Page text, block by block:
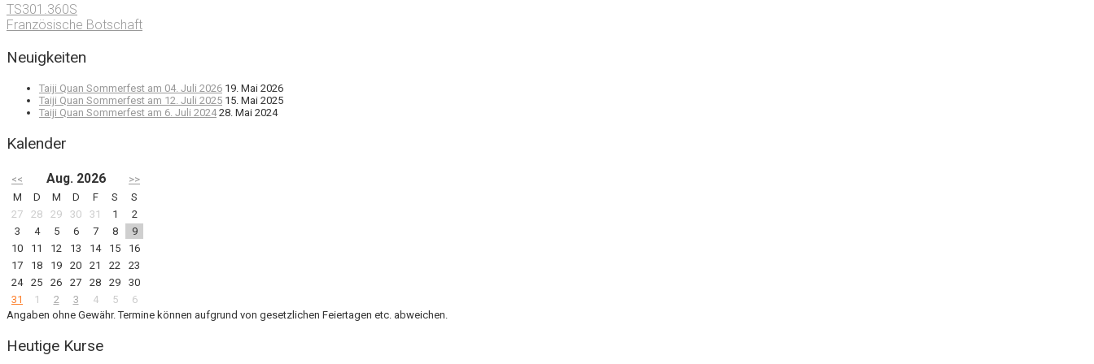
TS301.360S
Französische Botschaft
Neuigkeiten
Taiji Quan Sommerfest am 04. Juli 2026 19. Mai 2026
Taiji Quan Sommerfest am 12. Juli 2025 15. Mai 2025
Taiji Quan Sommerfest am 6. Juli 2024 28. Mai 2024
Kalender
<< Aug. 2026
>>
M
D M D F S
S
27
28 29 30 31 1
2
3
4 5 6 7 8
9
10
11 12 13 14 15
16
17
18 19 20 21 22
23
24
25 26 27 28 29
30
31
1 2 3 4 5
6
Angaben ohne Gewähr. Termine können aufgrund von gesetzlichen Feiertagen etc. abweichen.
Heutige Kurse